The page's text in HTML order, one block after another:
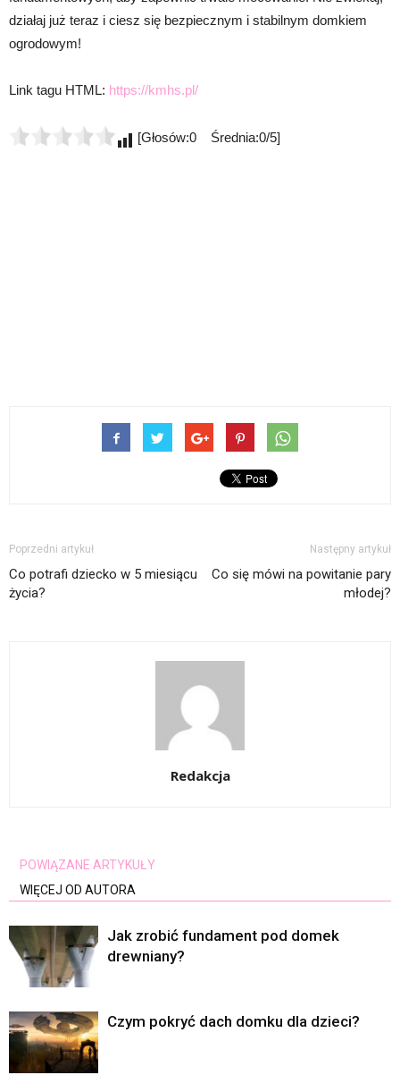
działaj już teraz i ciesz się bezpiecznym i stabilnym domkiem
ogrodowym!
Link tagu HTML: https://kmhs.pl/
[Głosów:0 Średnia:0/5]
Poprzedni artykuł
Co potrafi dziecko w 5 miesiącu
życia?
Następny artykuł
Co się mówi na powitanie pary
młodej?
Redakcja
POWIĄZANE ARTYKUŁY
WIĘCEJ OD AUTORA
Jak zrobić fundament pod domek
drewniany?
Czym pokryć dach domku dla dzieci?